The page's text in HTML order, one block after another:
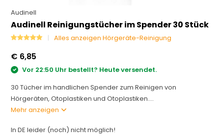
Audinell
Audinell Reinigungstücher im Spender 30 Stück
Alles anzeigen Hörgeräte-Reinigung
€ 6,85
Vor 22:50 Uhr bestellt? Heute versendet.
30 Tücher im handlichen Spender zum Reinigen von
Hörgeräten, Otoplastiken und Otoplastiken....
Mehr anzeigen
In DE leider (noch) nicht möglich!